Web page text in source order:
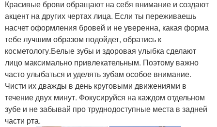
Красивые брови обращают на себя внимание и создают
акцент на других чертах лица. Если ты переживаешь
насчет оформления бровей и не уверенна, какая форма
тебе лучшим образом подойдет, обратись к
косметологу.Белые зубы и здоровая улыбка сделают
лицо максимально привлекательным. Поэтому важно
часто улыбаться и уделять зубам особое внимание.
Чисти их дважды в день круговыми движениями в
течение двух минут. Фокусируйся на каждом отдельном
зубе и не забывай про труднодоступные места в задней
части рта.